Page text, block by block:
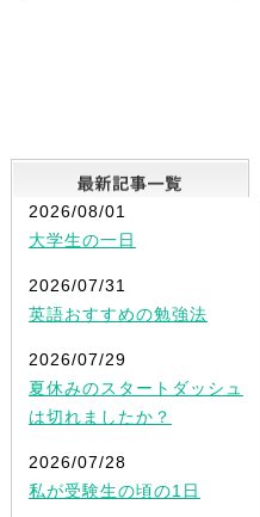
2026/08/01
大学生の一日
2026/07/31
英語おすすめの勉強法
2026/07/29
夏休みのスタートダッシュ
は切れましたか？
2026/07/28
私が受験生の頃の1日